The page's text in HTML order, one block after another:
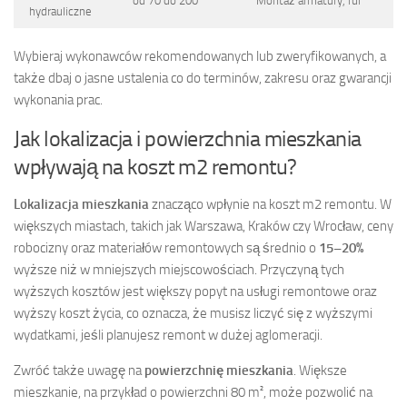
hydrauliczne
Wybieraj wykonawców rekomendowanych lub zweryfikowanych, a
także dbaj o jasne ustalenia co do terminów, zakresu oraz gwarancji
wykonania prac.
Jak lokalizacja i powierzchnia mieszkania
wpływają na koszt m2 remontu?
Lokalizacja mieszkaniaznacząco wpłynie na koszt m2 remontu. W
większych miastach, takich jak Warszawa, Kraków czy Wrocław, ceny
robocizny oraz materiałów remontowych są średnio o 15–20%
wyższe niż w mniejszych miejscowościach. Przyczyną tych
wyższych kosztów jest większy popyt na usługi remontowe oraz
wyższy koszt życia, co oznacza, że musisz liczyć się z wyższymi
wydatkami, jeśli planujesz remont w dużej aglomeracji.
Zwróć także uwagę napowierzchnię mieszkania. Większe
mieszkanie, na przykład o powierzchni 80 m², może pozwolić na